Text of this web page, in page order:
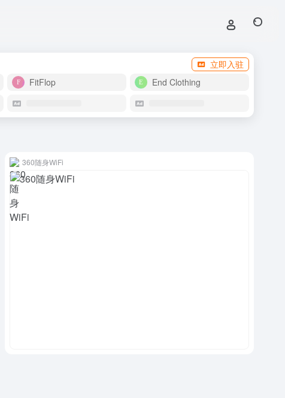
立即入驻
FitFlop
End Clothing
360随身WiFi